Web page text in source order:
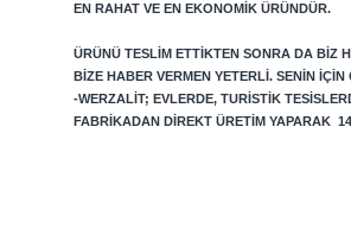
EN RAHAT VE EN EKONOMIK ÜRÜNDÜR.
ÜRÜNÜ TESLIM ETTIKTEN SONRA DA BIZ
BIZE HABER VERMEN YETERLI. SENIN
-WERZALIT; EVLERDE, TURISTIK
FABRIKADAN DIREKT ÜRETIM YAPARAK